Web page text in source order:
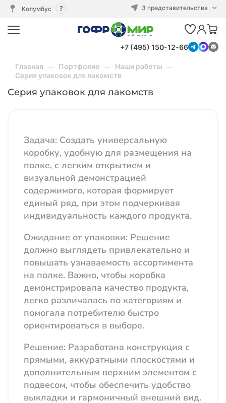
Колумбус 3 представительства
+7 (495) 150-12-66
Главная Портфолио
Наши работы
Серия упаковок для лакомств
Серия упаковок для лакомств
Задача: Создать универсальную
коробку, удобную для размещения на
полке, с легким открытием и
визуальной демонстрацией
содержимого, которая формирует
единый ряд, при этом подчеркивая
индивидуальность каждого продукта.
Ожидание от упаковки: Решение
должно выглядеть привлекательно и
повышать узнаваемость ассортимента
на полке. Важно, чтобы коробка
демонстрировала качество продукта,
легко различалась по категориям и
помогала потребителю быстро
ориентироваться в выборе.
Решение: Разработана конструкция с
прямыми, аккуратными плоскостями и
дополнительным верхним элементом с
подвесом, чтобы обеспечить удобство
выкладки и гармоничный внешний вид.